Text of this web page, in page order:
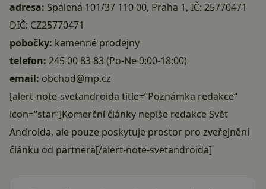
adresa: Spálená 101/37 110 00, Praha 1, IČ: 25770471
DIČ: CZ25770471
pobočky: kamenné prodejny
telefon: 245 00 83 83(Po-Ne 9:00-18:00)
email: obchod@mp.cz
[alert-note-svetandroida title=“Poznámka redakce“
icon=“star“]Komerční články nepíše redakce Svět
Androida, ale pouze poskytuje prostor pro zveřejnění
článku od partnera[/alert-note-svetandroida]